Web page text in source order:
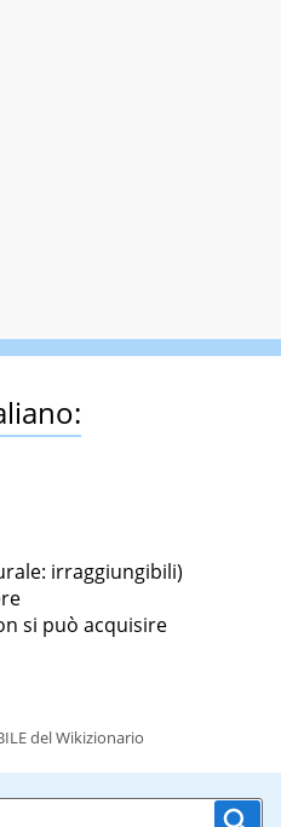
irraggiungibili)
si può acquisire
del Wikizionario